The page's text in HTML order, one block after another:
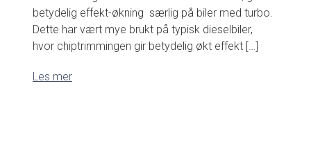
betydelig effekt-økning særlig på biler med turbo.
Dette har vært mye brukt på typisk dieselbiler,
hvor chiptrimmingen gir betydelig økt effekt […]
Les mer